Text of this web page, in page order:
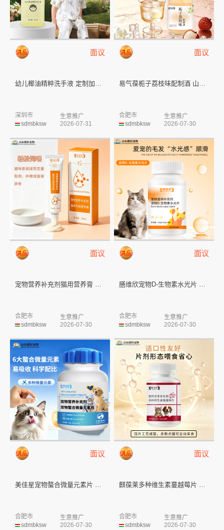
面议
幼儿椰油精粹洗手液 定制加工洗...
sdmbksw
深圳市
生意推广
2026-07-31
面议
易气葆栀子荔枝味配制酒 山东庆...
sdmbksw
合肥市
生意推广
2026-07-30
面议
sdmbksw
合肥市
生意推广
2026-07-30
面议
sdmbksw
合肥市
生意推广
2026-07-30
面议
sdmbksw
合肥市
生意推广
2026-07-30
面议
sdmbksw
合肥市
生意推广
2026-07-30